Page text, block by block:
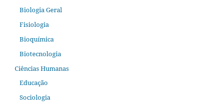
Biologia Geral
Fisiologia
Bioquímica
Biotecnologia
Ciências Humanas
Educação
Sociologia